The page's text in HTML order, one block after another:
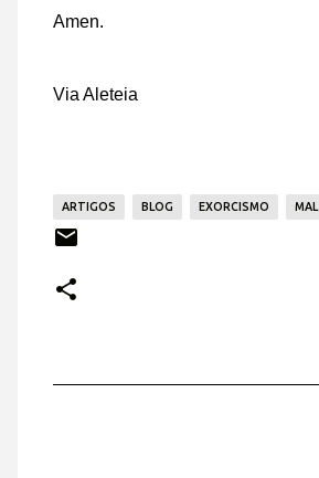
Amen.
Via Aleteia
ARTIGOS BLOG EXORCISMO MAL